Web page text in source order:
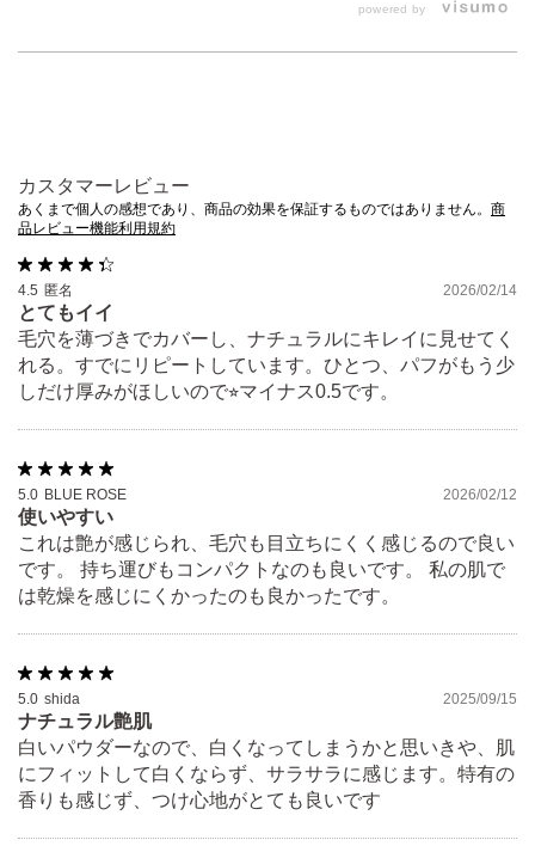
powered by
カスタマーレビュー
あくまで個人の感想であり、商品の効果を保証するものではありません。 商
品レビュー機能利用規約
4.5 匿名 2026/02/14
とてもイイ
毛穴を薄づきでカバーし、ナチュラルにキレイに見せてく
れる。すでにリピートしています。ひとつ、パフがもう少
しだけ厚みがほしいので⭐︎マイナス0.5です。
5.0 BLUE ROSE 2026/02/12
使いやすい
これは艶が感じられ、毛穴も目立ちにくく感じるので良い
です。 持ち運びもコンパクトなのも良いです。 私の肌で
は乾燥を感じにくかったのも良かったです。
5.0 shida 2025/09/15
ナチュラル艶肌
白いパウダーなので、白くなってしまうかと思いきや、肌
にフィットして白くならず、サラサラに感じます。特有の
香りも感じず、つけ心地がとても良いです